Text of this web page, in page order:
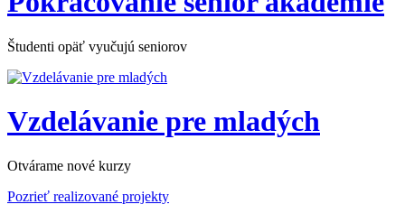
Študenti opäť vyučujú seniorov
Vzdelávanie pre mladých
Otvárame nové kurzy
Pozrieť realizované projekty